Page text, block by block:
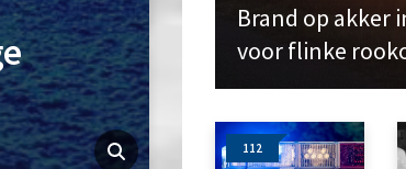
Brand op akker
voor flinke
112